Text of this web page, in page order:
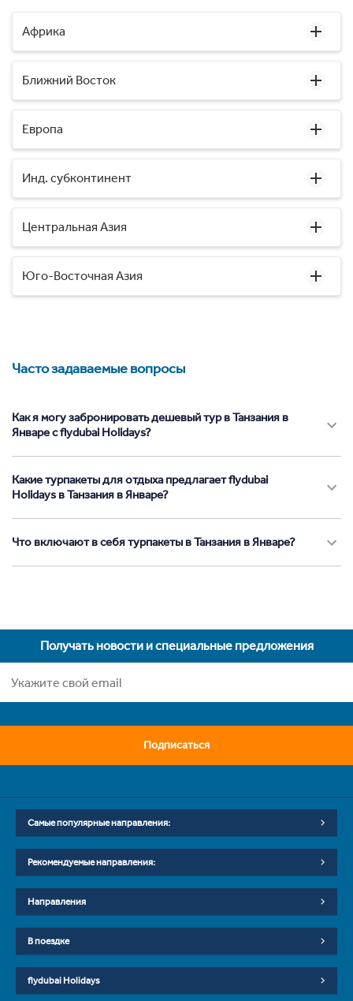
Африка
Ближний Восток
Европа
Инд. субконтинент
Центральная Азия
Юго-Восточная Азия
Часто задаваемые вопросы
Как я могу забронировать дешевый тур в Танзания в
Январе с flydubai Holidays?
Какие турпакеты для отдыха предлагает flydubai
Holidays в Танзания в Январе?
Что включают в себя турпакеты в Танзания в Январе?
Получать новости и специальные предложения
Подписаться
Самые популярные направления:
Рекомендуемые направления:
Направления
В поездке
flydubai Holidays